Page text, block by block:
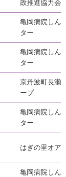
政推進協力会
亀岡病院しん
ター
亀岡病院しん
ター
京丹波町長瀬
ープ
亀岡病院しん
ター
はぎの里オア
亀岡病院しん